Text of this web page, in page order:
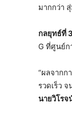
มากกว่า
กลยุทธ์ที่
G ที่ศูนย์ก
“ผลจากก
รวดเร็ว
นายวิโรจ